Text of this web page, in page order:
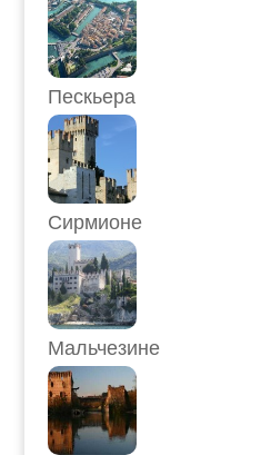
Пескьера
Сирмионе
Мальчезине